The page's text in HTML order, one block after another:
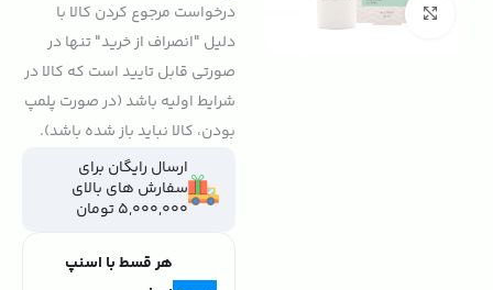
بزرگنمایی تصویر
درخواست مرجوع کردن کالا با
دلیل "انصراف از خرید" تنها در
صورتی قابل تایید است که کالا در
شرایط اولیه باشد (در صورت پلمپ
بودن، کالا نباید باز شده باشد).
ارسال رایگان برای
سفارش های بالای
5,000,000 تومان
هر قسط با اسنپ